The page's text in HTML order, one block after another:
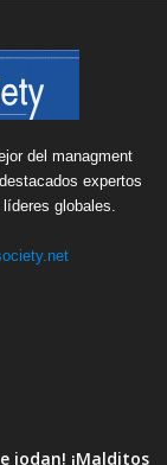
del managment
expertos
globales.
jodan! ¡Malditos